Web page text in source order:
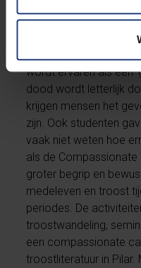
context waar de
gesprekken met
wordt ervaren als een
dood wordt letterlijk
krijgen mensen het
zijn. Ook studenten
vaak niet weten hoe
als de Compassionate
groter begrip en
medeleven en troost
periodes. De
troostwandeling,
een compassionate
troostliteratuur in Pilar.